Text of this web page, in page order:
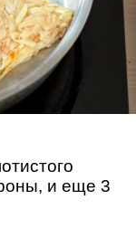
и еще 3